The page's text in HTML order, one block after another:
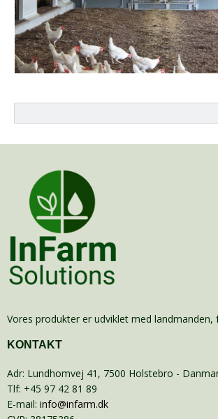
Vores produkter er udviklet med landmanden,
KONTAKT
Adr: Lundhomvej 41 , 7500 Holstebro -
Tlf: +45 97 42 81 89
E-mail: info@infarm.dk